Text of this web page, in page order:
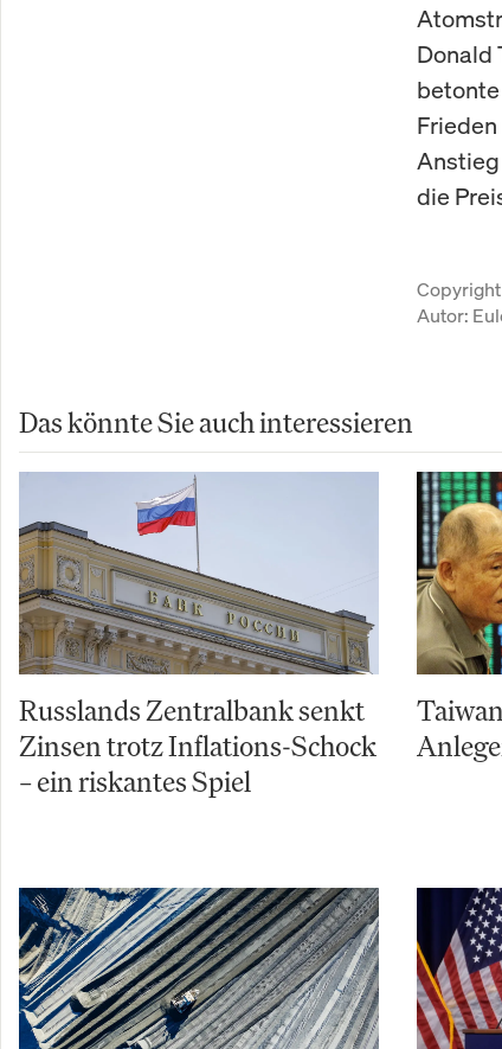
Donald
die
Autor:
Das könnte Sie auch interessieren
Russlands Zentralbank senkt
Zinsen trotz Inflations-Schock
– ein riskantes Spiel